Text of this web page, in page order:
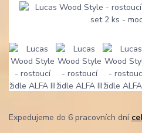
Expedujeme do 6 pracovních dní